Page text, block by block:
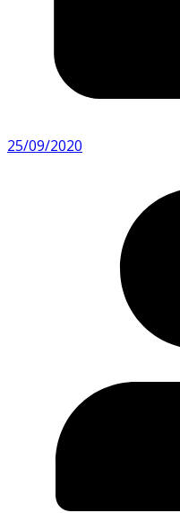
25/09/2020